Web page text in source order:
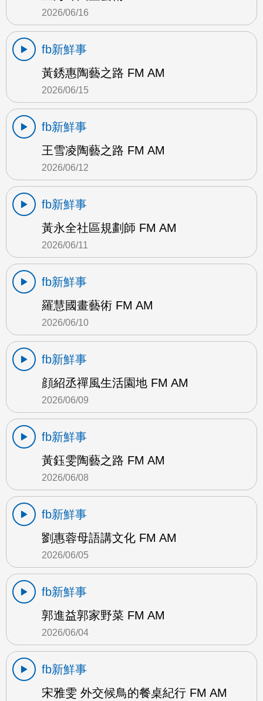
2026/06/16
fb新鮮事
黃銹惠陶藝之路 FM AM
2026/06/15
fb新鮮事
王雪凌陶藝之路 FM AM
2026/06/12
fb新鮮事
黃永全社區規劃師 FM AM
2026/06/11
fb新鮮事
羅慧國畫藝術 FM AM
2026/06/10
fb新鮮事
顔紹丞禪風生活園地 FM AM
2026/06/09
fb新鮮事
黃鈺雯陶藝之路 FM AM
2026/06/08
fb新鮮事
劉惠蓉母語講文化 FM AM
2026/06/05
fb新鮮事
郭進益郭家野菜 FM AM
2026/06/04
fb新鮮事
宋雅雯 外交候鳥的餐桌紀行 FM AM